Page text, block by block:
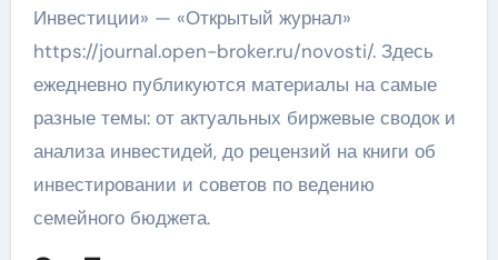
Инвестиции» — «Открытый журнал»
https://journal.open-broker.ru/novosti/. Здесь
ежедневно публикуются материалы на самые
разные темы: от актуальных биржевые сводок и
анализа инвестидей, до рецензий на книги об
инвестировании и советов по ведению
семейного бюджета.